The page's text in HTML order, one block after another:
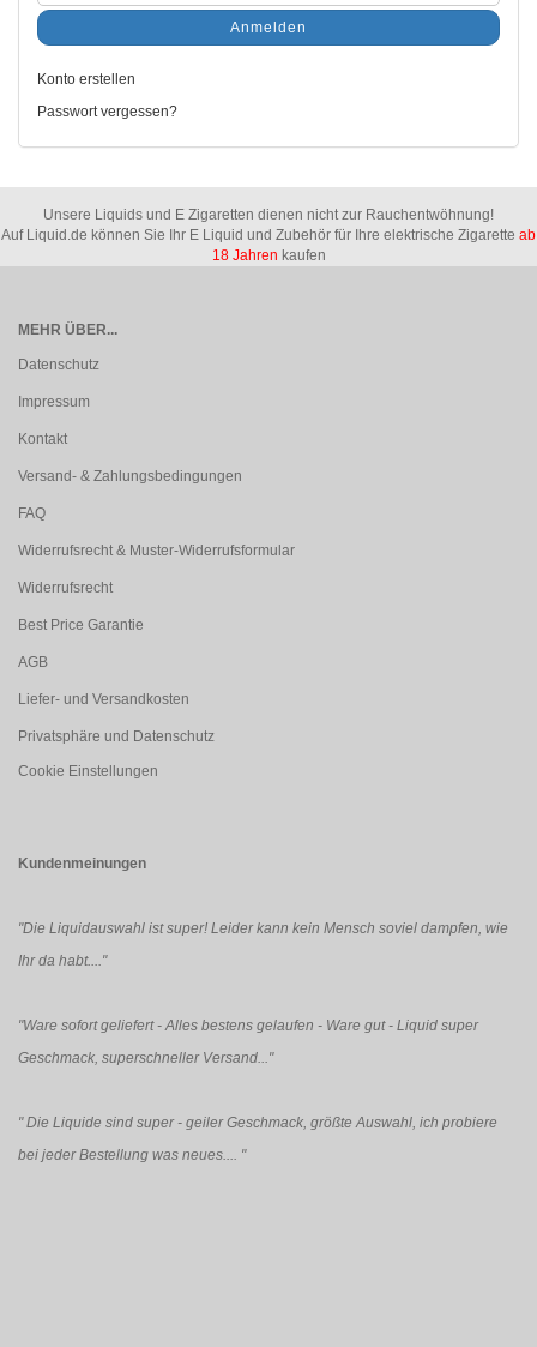
Anmelden
Konto erstellen
Passwort vergessen?
Unsere Liquids und E Zigaretten dienen nicht zur Rauchentwöhnung!
Auf Liquid.de können Sie Ihr E Liquid und Zubehör für Ihre elektrische Zigarette ab
18 Jahren kaufen
MEHR ÜBER...
Datenschutz
Impressum
Kontakt
Versand- & Zahlungsbedingungen
FAQ
Widerrufsrecht & Muster-Widerrufsformular
Widerrufsrecht
Best Price Garantie
AGB
Liefer- und Versandkosten
Privatsphäre und Datenschutz
Cookie Einstellungen
Kundenmeinungen
"Die Liquidauswahl ist super! Leider kann kein Mensch soviel dampfen, wie
Ihr da habt...."
"Ware sofort geliefert - Alles bestens gelaufen - Ware gut - Liquid super
Geschmack, superschneller Versand..."
"Die Liquide sind super - geiler Geschmack, größte Auswahl, ich probiere
bei jeder Bestellung was neues.... "